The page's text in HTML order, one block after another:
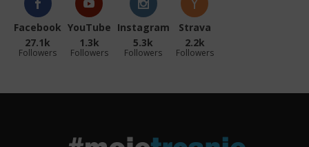
Facebook
27.1k
Followers
YouTube
1.3k
Followers
Instagram
5.3k
Followers
Strava
2.2k
Followers